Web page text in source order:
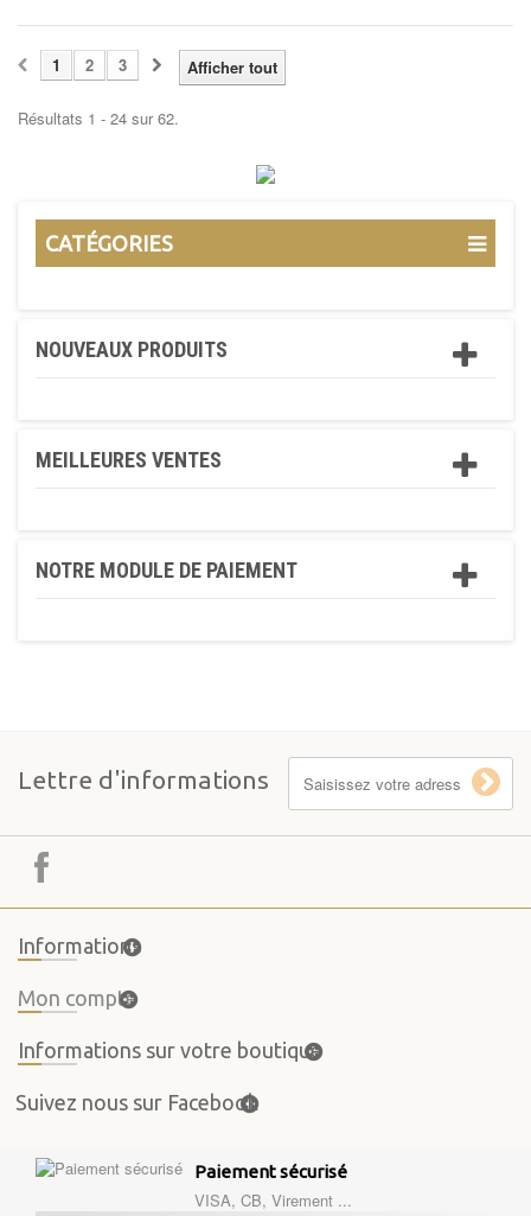
Afficher tout
1 2 3
Résultats 1 - 24 sur 62.
CATÉGORIES
NOUVEAUX PRODUITS
MEILLEURES VENTES
NOTRE MODULE DE PAIEMENT
Lettre d'informations
Informations
Mon compte
Informations sur votre boutique
Suivez nous sur Facebook
Paiement sécurisé
VISA, CB, Virement ...